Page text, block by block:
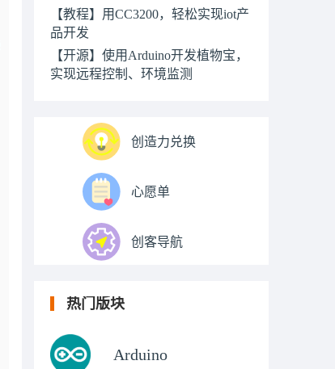
【教程】用CC3200，轻松实现iot产
品开发
【开源】使用Arduino开发植物宝，
实现远程控制、环境监测
创造力兑换
心愿单
创客导航
热门版块
Arduino